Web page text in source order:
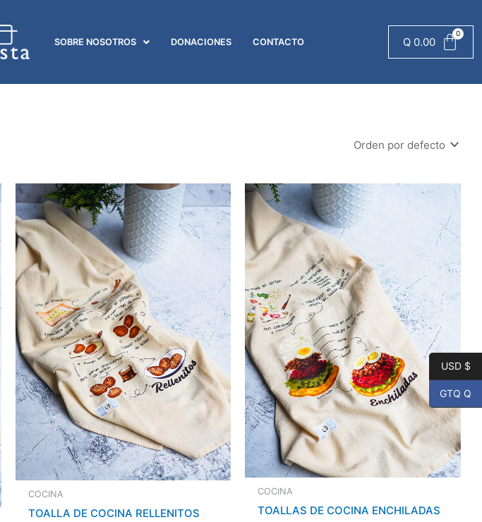
SOBRE NOSOTROS DONACIONES CONTACTO Q0.00
COCINA
TOALLA DE COCINA RELLENITOS
COCINA
TOALLAS DE COCINA ENCHILADAS
USD $
GTQ Q